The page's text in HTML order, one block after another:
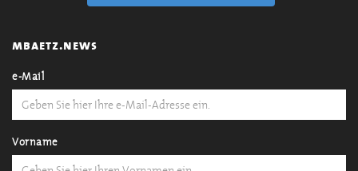
mbaetz.news
e-Mail
Vorname